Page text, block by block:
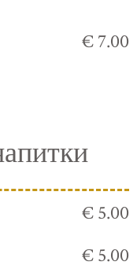
€ 7.00
€ 5.00
€ 5.00